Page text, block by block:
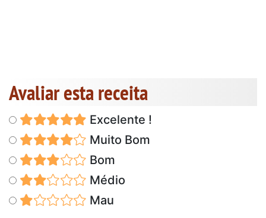
Avaliar esta receita
Excelente !
Muito Bom
Bom
Médio
Mau